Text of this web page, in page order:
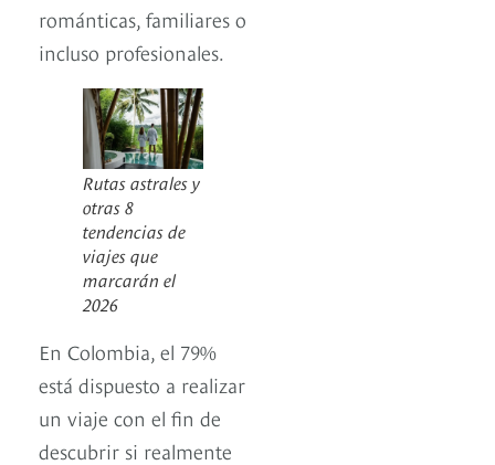
románticas, familiares o
incluso profesionales.
Rutas astrales y
otras 8
tendencias de
viajes que
marcarán el
2026
En Colombia, el 79%
está dispuesto a realizar
un viaje con el fin de
descubrir si realmente